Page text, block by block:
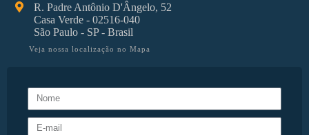
R. Padre Antônio D'Ângelo, 52
Casa Verde - 02516-040
São Paulo - SP - Brasil
Veja nossa localização no Mapa